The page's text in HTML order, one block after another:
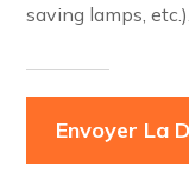
saving lamps, etc.).
Envoyer La